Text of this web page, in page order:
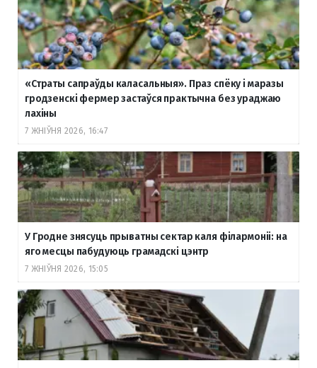
«Страты сапраўды каласальныя». Праз спёку і маразы
гродзенскі фермер застаўся практычна без ураджаю
лахіны
7 ЖНІЎНЯ 2026, 16:47
У Гродне знясуць прыватны сектар каля філармоніі: на
яго месцы пабудуюць грамадскі цэнтр
7 ЖНІЎНЯ 2026, 15:05